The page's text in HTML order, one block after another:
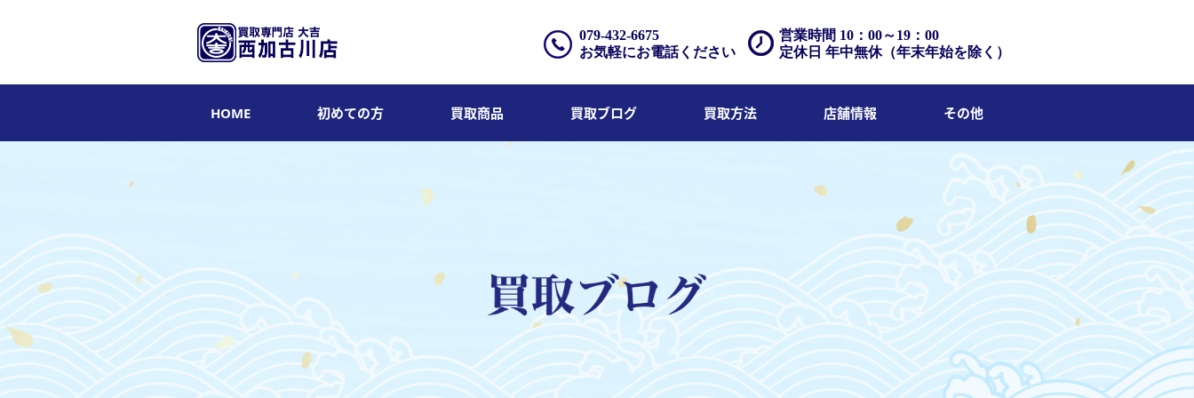
営業時間 10：00～19：00
定休日 年中無休（年末年始を除く）
079-432-6675
お気軽にお電話ください
HOME 初めての方 買取商品 買取ブログ 買取方法 店舗情報 その他